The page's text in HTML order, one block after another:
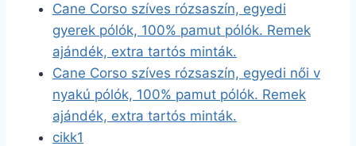
Cane Corso szíves rózsaszín, egyedi
gyerek pólók, 100% pamut pólók. Remek
ajándék, extra tartós minták.
Cane Corso szíves rózsaszín, egyedi női v
nyakú pólók, 100% pamut pólók. Remek
ajándék, extra tartós minták.
cikk1